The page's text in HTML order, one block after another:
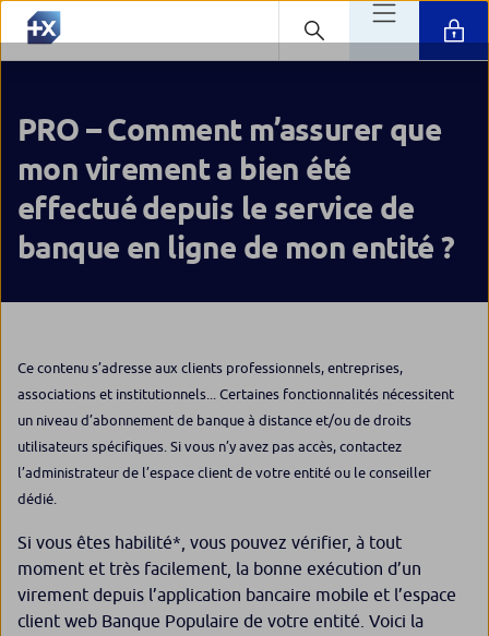
PRO – Comment m’assurer que
mon virement a bien été
effectué depuis le service de
banque en ligne de mon entité ?
Ce contenu s’adresse aux clients professionnels, entreprises,
associations et institutionnels... Certaines fonctionnalités nécessitent
un niveau d’abonnement de banque à distance et/ou de droits
utilisateurs spécifiques. Si vous n’y avez pas accès, contactez
l’administrateur de l’espace client de votre entité ou le conseiller
dédié.
Si vous êtes habilité*, vous pouvez vérifier, à tout
moment et très facilement, la bonne exécution d’un
virement depuis l’application bancaire mobile et l’espace
client web Banque Populaire de votre entité. Voici la